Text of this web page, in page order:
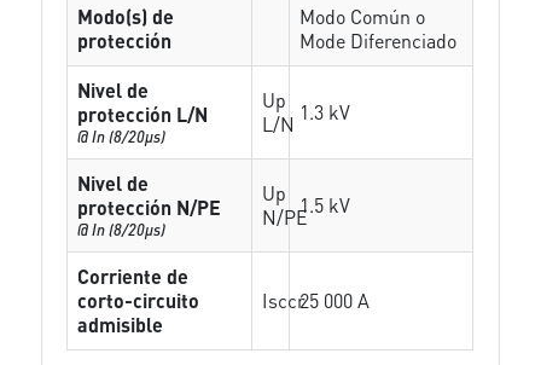
Modo(s) de
protección
Modo Común o
Mode Diferenciado
Nivel de
protección L/N
@ In (8/20µs)
Up
L/N 1.3 kV
Nivel de
protección N/PE
@ In (8/20µs)
Up
N/PE1.5 kV
Corriente de
corto-circuito
admisible
Isccr25 000 A